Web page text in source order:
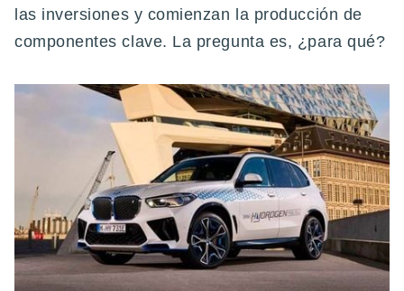
las inversiones y comienzan la producción de
componentes clave. La pregunta es, ¿para qué?